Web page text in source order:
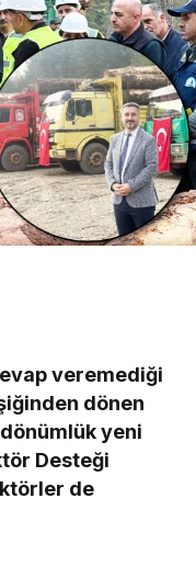
veremediği
dönen
yeni
Desteği
de